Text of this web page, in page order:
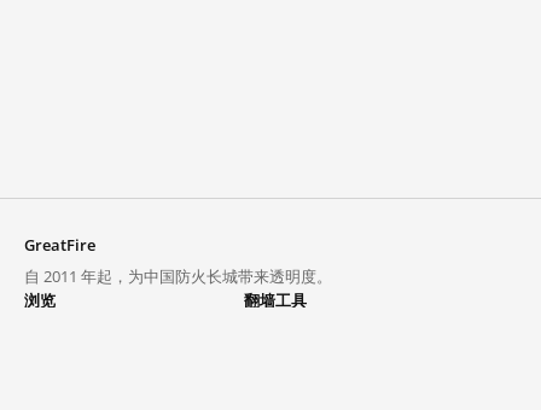
GreatFire
自 2011 年起，为中国防火长城带来透明度。
浏览
翻墙工具